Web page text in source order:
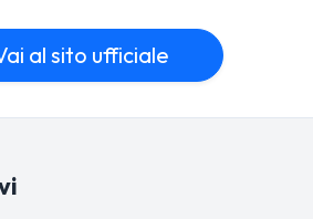
al sito ufficiale